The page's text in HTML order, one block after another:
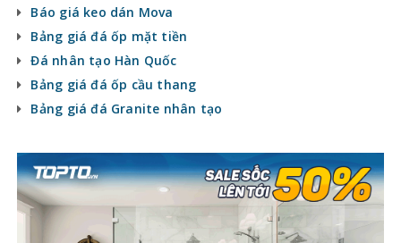
Báo giá keo dán Mova
Bảng giá đá ốp mặt tiền
Đá nhân tạo Hàn Quốc
Bảng giá đá ốp cầu thang
Bảng giá đá Granite nhân tạo